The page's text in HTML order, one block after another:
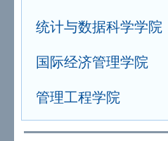
统计与数据科学学院
国际经济管理学院
管理工程学院